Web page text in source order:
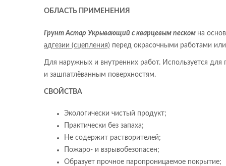
ОБЛАСТЬ ПРИМЕНЕНИЯ
Грунт Астар Укрывающий с кварцевым песком на
адгезии (сцепления) перед окрасочными работами
Для наружных и внутренних работ. Используется для
и зашпатлёванным поверхностям.
СВОЙСТВА
Экологически чистый продукт;
Практически без запаха;
Не содержит растворителей;
Пожаро- и взрывобезопасен;
Образует прочное паропроницаемое покрытие;